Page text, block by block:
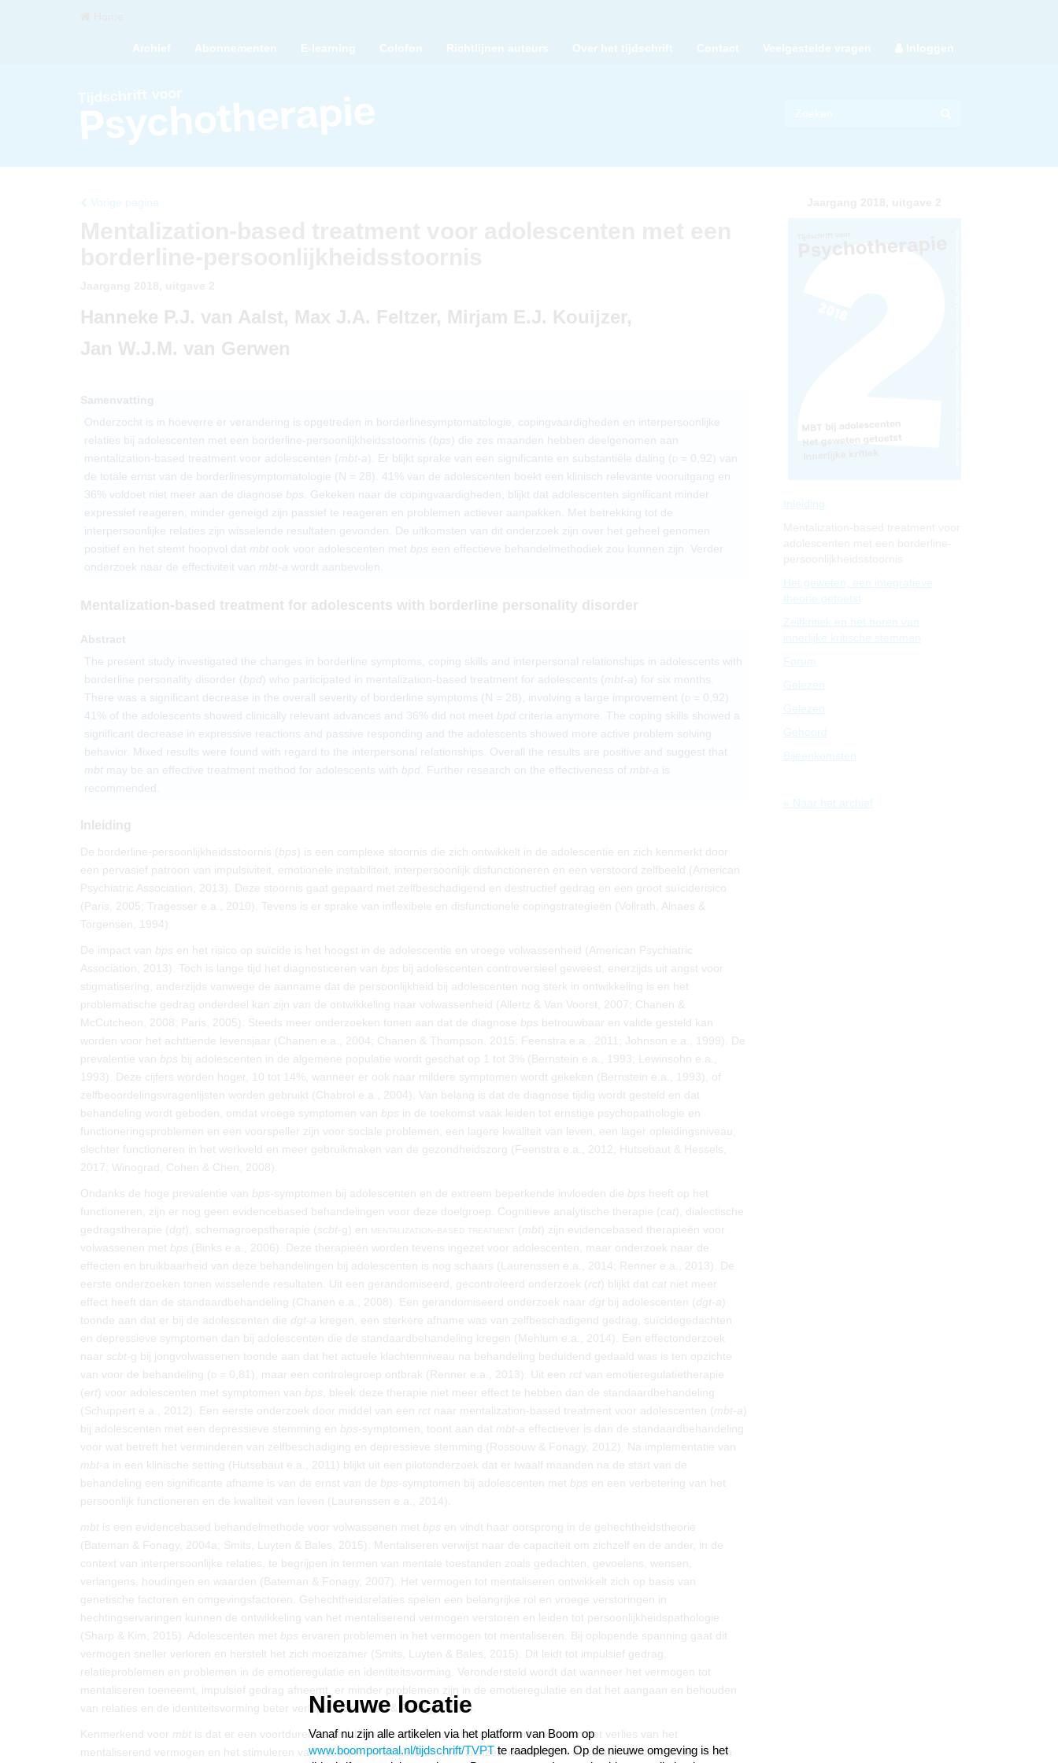
Archief Abonnementen E-learning Colofon Richtlijnen auteurs Over het tijdschrift Contact Veelgestelde vragen Inloggen
Vorige pagina
Hanneke P.J. van Aalst, Max J.A. Feltzer, Mirjam E.J. Kouijzer,
Jan W.J.M. van Gerwen
Samenvatting
Onderzocht is in hoeverre er verandering is opgetreden in borderlinesymptomatologie, copingvaardigheden en interpersoonlijke
relaties bij adolescenten met een borderline-persoonlijkheidsstoornis ( bps ) die zes maanden hebben deelgenomen aan
mentalization-based treatment voor adolescenten ( mbt-a ). Er blijkt sprake van een significante en substantiële daling ( d
= 0,92) van
de totale ernst van de borderlinesymptomatologie (N = 28). 41% van de adolescenten boekt een klinisch relevante vooruitgang en
36% voldoet niet meer aan de diagnose bps . Gekeken naar de copingvaardigheden, blijkt dat adolescenten significant minder
expressief reageren, minder geneigd zijn passief te reageren en problemen actiever aanpakken. Met betrekking tot de
interpersoonlijke relaties zijn wisselende resultaten gevonden. De uitkomsten van dit onderzoek zijn over het geheel genomen
positief en het stemt hoopvol dat mbt ook voor adolescenten met bps een effectieve behandelmethodiek zou kunnen zijn. Verder
onderzoek naar de effectiviteit van mbt-a wordt aanbevolen.
Mentalization-based treatment for adolescents with borderline personality disorder
Abstract
The present study investigated the changes in borderline symptoms, coping skills and interpersonal relationships in adolescents with
borderline personality disorder ( bpd ) who participated in mentalization-based treatment for adolescents ( mbt-a ) for six months.
There was a significant decrease in the overall severity of borderline symptoms (N = 28), involving a large improvement ( d = 0,92).
41% of the adolescents showed clinically relevant advances and 36% did not meet bpd criteria anymore. The coping skills showed a
significant decrease in expressive reactions and passive responding and the adolescents showed more active problem solving
behavior. Mixed results were found with regard to the interpersonal relationships. Overall the results are positive and suggest that
mbt may be an effective treatment method for adolescents with bpd . Further research on the effectiveness of mbt-a is
recommended.
Inleiding
De borderline-persoonlijkheidsstoornis ( bps ) is een complexe stoornis die zich ontwikkelt in de adolescentie en zich kenmerkt door
een pervasief patroon van impulsiviteit, emotionele instabiliteit, interpersoonlijk disfunctioneren en een verstoord zelfbeeld (American
Psychiatric Association, 2013). Deze stoornis gaat gepaard met zelfbeschadigend en destructief gedrag en een groot suïciderisico
(Paris, 2005; Tragesser e.a., 2010). Tevens is er sprake van inflexibele en disfunctionele copingstrategieën (Vollrath, Alnaes &
Torgensen, 1994).
De impact van bps en het risico op suïcide is het hoogst in de adolescentie en vroege volwassenheid (American Psychiatric
Association, 2013). Toch is lange tijd het diagnosticeren van bps bij adolescenten controversieel geweest, enerzijds uit angst voor
stigmatisering, anderzijds vanwege de aanname dat de persoonlijkheid bij adolescenten nog sterk in ontwikkeling is en het
problematische gedrag onderdeel kan zijn van de ontwikkeling naar volwassenheid (Allertz & Van Voorst, 2007; Chanen &
McCutcheon, 2008; Paris, 2005). Steeds meer onderzoeken tonen aan dat de diagnose bps betrouwbaar en valide gesteld kan
worden voor het achttiende levensjaar (Chanen e.a., 2004; Chanen & Thompson, 2015; Feenstra e.a., 2011; Johnson e.a., 1999). De
prevalentie van bps bij adolescenten in de algemene populatie wordt geschat op 1 tot 3% (Bernstein e.a., 1993; Lewinsohn e.a.,
1993). Deze cijfers worden hoger, 10 tot 14%, wanneer er ook naar mildere symptomen wordt gekeken (Bernstein e.a., 1993), of
zelfbeoordelingsvragenlijsten worden gebruikt (Chabrol e.a., 2004). Van belang is dat de diagnose tijdig wordt gesteld en dat
behandeling wordt geboden, omdat vroege symptomen van bps in de toekomst vaak leiden tot ernstige psychopathologie en
functioneringsproblemen en een voorspeller zijn voor sociale problemen, een lagere kwaliteit van leven, een lager opleidingsniveau,
slechter functioneren in het werkveld en meer gebruikmaken van de gezondheidszorg (Feenstra e.a., 2012; Hutsebaut & Hessels,
2017; Winograd, Cohen & Chen, 2008).
Ondanks de hoge prevalentie van bps-symptomen bij adolescenten en de extreem beperkende invloeden die bps heeft op het
functioneren, zijn er nog geen evidencebased behandelingen voor deze doelgroep. Cognitieve analytische therapie ( cat ), dialectische
gedragstherapie ( dgt ), schemagroepstherapie ( scbt-g) en mentalization-based treatment ( mbt ) zijn evidencebased therapieën voor
volwassenen met bps (Binks e.a., 2006). Deze therapieën worden tevens ingezet voor adolescenten, maar onderzoek naar de
effecten en bruikbaarheid van deze behandelingen bij adolescenten is nog schaars (Laurenssen e.a., 2014; Renner e.a., 2013). De
eerste onderzoeken tonen wisselende resultaten. Uit een gerandomiseerd, gecontroleerd onderzoek ( rct ) blijkt dat cat niet meer
effect heeft dan de standaardbehandeling (Chanen e.a., 2008). Een gerandomiseerd onderzoek naar dgt bij adolescenten ( dgt- a
toonde aan dat er bij de adolescenten die dgt- a kregen, een sterkere afname was van zelfbeschadigend gedrag, suïcidegedachten
en depressieve symptomen dan bij adolescenten die de standaardbehandeling kregen (Mehlum e.a., 2014). Een effectonderzoek
naar
scbt-g bij jongvolwassenen toonde aan dat het actuele klachtenniveau na behandeling beduidend gedaald was is ten opzichte
van voor de behandeling ( d = 0,81), maar een controlegroep ontbrak (Renner e.a., 2013). Uit een rct van emotieregulatietherapie
( ert ) voor adolescenten met symptomen van bps , bleek deze therapie niet meer effect te hebben dan de standaardbehandeling
(Schuppert e.a., 2012). Een eerste onderzoek door middel van een rct naar mentalization-based treatment voor adolescenten ( mbt-a
bij adolescenten met een depressieve stemming en bps-symptomen, toont aan dat mbt-a effectiever is dan de standaardbehandeling
voor wat betreft het verminderen van zelfbeschadiging en depressieve stemming (Rossouw & Fonagy, 2012). Na implementatie van
mbt-a in een klinische setting (Hutsebaut e.a., 2011) blijkt uit een pilotonderzoek dat er twaalf maanden na de start van de
behandeling een significante afname is van de ernst van de bps-symptomen bij adolescenten met bps en een verbetering van het
persoonlijk functioneren en de kwaliteit van leven (Laurenssen e.a., 2014).
mbt is een evidencebased behandelmethode voor volwassenen met bps en vindt haar oorsprong in de gehechtheidstheorie
(Bateman & Fonagy, 2004a; Smits, Luyten & Bales, 2015). Mentaliseren verwijst naar de capaciteit om zichzelf en de ander, in de
context van interpersoonlijke relaties, te begrijpen in termen van mentale toestanden zoals gedachten, gevoelens, wensen,
verlangens, houdingen en waarden (Bateman & Fonagy, 2007). Het vermogen tot mentaliseren ontwikkelt zich op basis van
genetische factoren en omgevingsfactoren. Gehechtheidsrelaties spelen een belangrijke rol en vroege verstoringen in
hechtingservaringen kunnen de ontwikkeling van het mentaliserend vermogen verstoren en leiden tot persoonlijkheidspathologie
(Sharp & Kim, 2015). Adolescenten met bps ervaren problemen in het vermogen tot mentaliseren. Bij oplopende spanning gaat dit
vermogen sneller verloren en herstelt het zich moeizamer (Smits, Luyten & Bales, 2015). Dit leidt tot impulsief gedrag,
relatieproblemen en problemen in de emotieregulatie en identiteitsvorming. Verondersteld wordt dat wanneer het vermogen tot
mentaliseren toeneemt, impulsief gedrag afneemt, er minder problemen zijn in de emotieregulatie en dat het aangaan en behouden
van relaties en de identiteitsvorming beter verlopen (Bateman & Fonagy, 2007).
Kenmerkend voor mbt is dat er een voortdurende gerichtheid is op het signaleren en doorbreken van het verlies van het
mentaliserend vermogen en het stimuleren van het blijven mentaliseren over zichzelf, de ander en de relatie. Dit vindt plaats in een
Inleiding
Het geweten, een integratieve
theorie getoetst
Zelfkritiek en het horen van
innerlijke kritische stemmen
Forum
Gelezen
Gelezen
Gehoord
Bijeenkomsten
« Naar het archief
Nieuwe locatie
Vanaf nu zijn alle artikelen via het platform van Boom op
www.boomportaal.nl/tijdschrift/TVPTte raadplegen. Op de nieuwe omgeving is het